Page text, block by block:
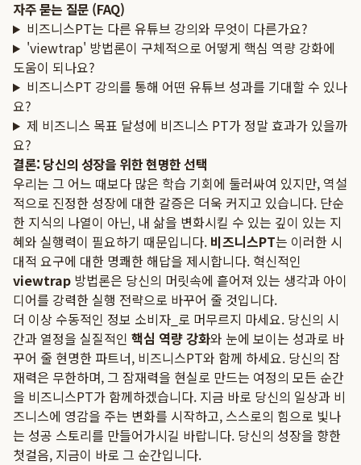
자주 묻는 질문 (FAQ)
비즈니스PT는 다른 유튜브 강의와 무엇이 다른가요?
'viewtrap' 방법론이 구체적으로 어떻게 핵심 역량 강화에
도움이 되나요?
비즈니스PT 강의를 통해 어떤 유튜브 성과를 기대할 수 있나
요?
제 비즈니스 목표 달성에 비즈니스 PT가 정말 효과가 있을까
요?
결론: 당신의 성장을 위한 현명한 선택
우리는 그 어느 때보다 많은 학습 기회에 둘러싸여 있지만, 역설
적으로 진정한 성장에 대한 갈증은 더욱 커지고 있습니다. 단순
한 지식의 나열이 아닌, 내 삶을 변화시킬 수 있는 깊이 있는 지
혜와 실행력이 필요하기 때문입니다. 비즈니스PT는 이러한 시
대적 요구에 대한 명쾌한 해답을 제시합니다. 혁신적인
viewtrap 방법론은 당신의 머릿속에 흩어져 있는 생각과 아이
디어를 강력한 실행 전략으로 바꾸어 줄 것입니다.
더 이상 수동적인 정보 소비자_로 머무르지 마세요. 당신의 시
간과 열정을 실질적인 핵심 역량 강화와 눈에 보이는 성과로 바
꾸어 줄 현명한 파트너, 비즈니스PT와 함께 하세요. 당신의 잠
재력은 무한하며, 그 잠재력을 현실로 만드는 여정의 모든 순간
을 비즈니스PT가 함께하겠습니다. 지금 바로 당신의 일상과 비
즈니스에 영감을 주는 변화를 시작하고, 스스로의 힘으로 빛나
는 성공 스토리를 만들어가시길 바랍니다. 당신의 성장을 향한
첫걸음, 지금이 바로 그 순간입니다.